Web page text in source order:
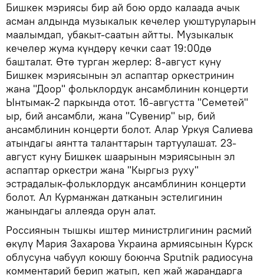
Бишкек мэриясы бир ай бою ордо калаада ачык
асман алдында музыкалык кечелер уюштуруларын
маалымдап, убакыт-саатын айтты. Музыкалык
кечелер жума күндөрү кечки саат 19:00дө
башталат. Өтө турган жерлер: 8-август куну
Бишкек мэриясынын эл аспаптар оркестринин
жана "Доор" фольклордук ансамблинин концерти
Ынтымак-2 паркында отот. 16-августта "Семетей"
ыр, бий ансамбли, жана "Сувенир" ыр, бий
ансамблинин концерти болот. Алар Уркуя Салиева
атындагы аянтта таланттарын тартуулашат. 23-
август куну Бишкек шаарынын мэриясынын эл
аспаптар оркестри жана "Кыргыз руху"
эстрадалык-фольклордук ансамблинин концерти
болот. Ал Курманжан датканын эстелигинин
жанындагы аллеяда орун алат.
Россиянын тышкы иштер министрлигинин расмий
өкүлү Мария Захарова Украина армиясынын Курск
облусуна чабуул коюшу боюнча Sputnik радиосуна
комментарий берип жатып, кеп жай жарандарга